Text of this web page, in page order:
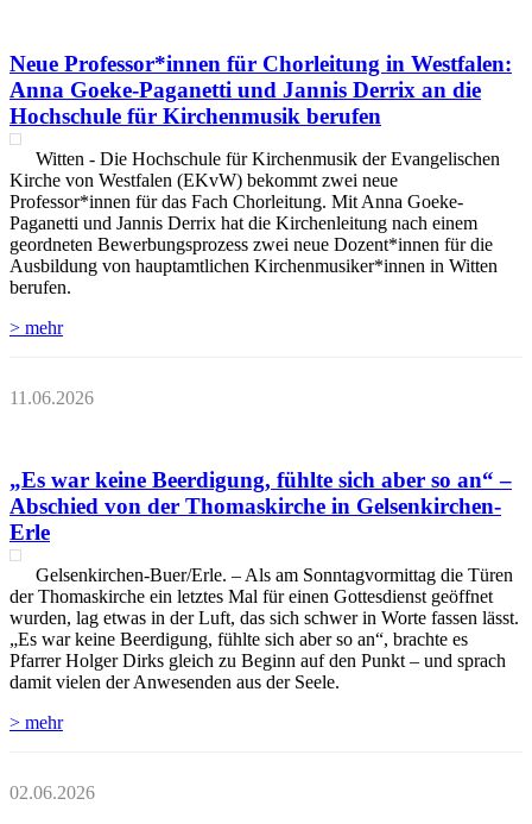
Neue Professor*innen für Chorleitung in Westfalen:
Anna Goeke-Paganetti und Jannis Derrix an die
Hochschule für Kirchenmusik berufen
Witten - Die Hochschule für Kirchenmusik der Evangelischen
Kirche von Westfalen (EKvW) bekommt zwei neue
Professor*innen für das Fach Chorleitung. Mit Anna Goeke-
Paganetti und Jannis Derrix hat die Kirchenleitung nach einem
geordneten Bewerbungsprozess zwei neue Dozent*innen für die
Ausbildung von hauptamtlichen Kirchenmusiker*innen in Witten
berufen.
> mehr
11.06.2026
„Es war keine Beerdigung, fühlte sich aber so an“ –
Abschied von der Thomaskirche in Gelsenkirchen-
Erle
Gelsenkirchen-Buer/Erle. – Als am Sonntagvormittag die Türen
der Thomaskirche ein letztes Mal für einen Gottesdienst geöffnet
wurden, lag etwas in der Luft, das sich schwer in Worte fassen lässt.
„Es war keine Beerdigung, fühlte sich aber so an“, brachte es
Pfarrer Holger Dirks gleich zu Beginn auf den Punkt – und sprach
damit vielen der Anwesenden aus der Seele.
> mehr
02.06.2026